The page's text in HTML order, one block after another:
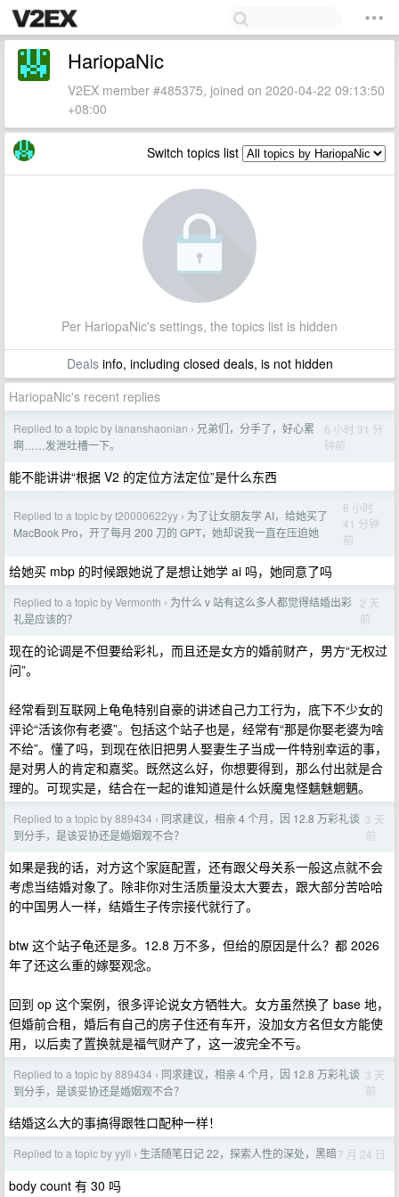
HariopaNic
V2EX member #485375, joined on 2020-04-22 09:13:50
+08:00
Switch topics list
Per HariopaNic's settings, the topics list is hidden
Dealsinfo, including closed deals, is not hidden
HariopaNic's recent replies
Replied to a topic by lananshaonian › 兄弟们，分手了，好心累
啊……发泄吐槽一下。
6 小时 31 分
钟前
能不能讲讲“根据 V2 的定位方法定位”是什么东西
Replied to a topic by t20000622yy › 为了让女朋友学 AI，给她买了
MacBook Pro，开了每月 200 刀的 GPT，她却说我一直在压迫她
6 小时
41 分钟
前
给她买 mbp 的时候跟她说了是想让她学 ai 吗，她同意了吗
Replied to a topic by Vermonth › 为什么 v 站有这么多人都觉得结婚出彩
礼是应该的？
2 天
前
现在的论调是不但要给彩礼，而且还是女方的婚前财产，男方“无权过
问”。
经常看到互联网上龟龟特别自豪的讲述自己力工行为，底下不少女的
评论“活该你有老婆”。包括这个站子也是，经常有“那是你娶老婆为啥
不给”。懂了吗，到现在依旧把男人娶妻生子当成一件特别幸运的事，
是对男人的肯定和嘉奖。既然这么好，你想要得到，那么付出就是合
理的。可现实是，结合在一起的谁知道是什么妖魔鬼怪魑魅魍魉。
Replied to a topic by 889434 › 同求建议，相亲 4 个月，因 12.8 万彩礼谈
到分手，是该妥协还是婚姻观不合？
3 天
前
如果是我的话，对方这个家庭配置，还有跟父母关系一般这点就不会
考虑当结婚对象了。除非你对生活质量没太大要去，跟大部分苦哈哈
的中国男人一样，结婚生子传宗接代就行了。
btw 这个站子龟还是多。12.8 万不多，但给的原因是什么？都 2026
年了还这么重的嫁娶观念。
回到 op 这个案例，很多评论说女方牺牲大。女方虽然换了 base 地，
但婚前合租，婚后有自己的房子住还有车开，没加女方名但女方能使
用，以后卖了置换就是福气财产了，这一波完全不亏。
Replied to a topic by 889434 › 同求建议，相亲 4 个月，因 12.8 万彩礼谈
到分手，是该妥协还是婚姻观不合？
3 天
前
结婚这么大的事搞得跟牲口配种一样！
Replied to a topic by yyll › 生活随笔日记 22，探索人性的深处，黑暗7 月 24 日
body count 有 30 吗